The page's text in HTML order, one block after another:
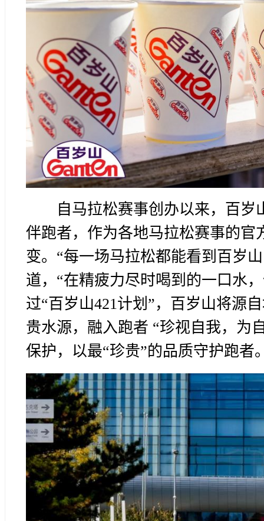
自马拉松赛事创办以来，百
伴跑者，作为各地马拉松赛事的
变。“每一场马拉松都能看到百岁
道，“在精疲力尽时喝到的一口水
过“百岁山421计划”，百岁山将源
贵水源，融入跑者 “珍视自我，为
保护，以最“珍贵”的品质守护跑者